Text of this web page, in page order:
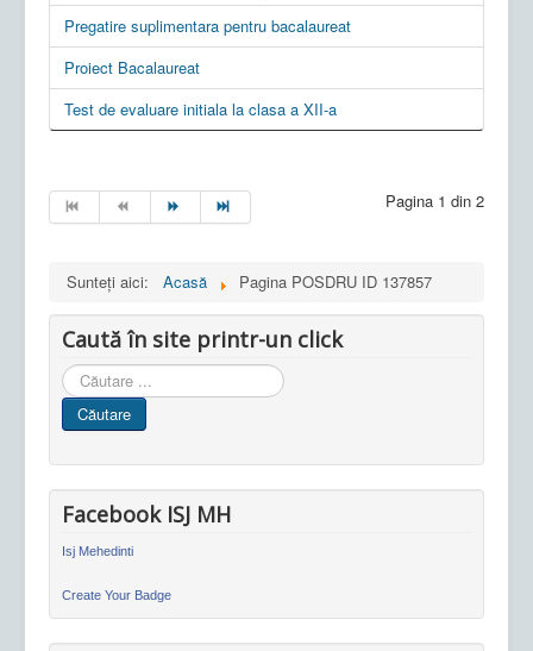
Pregatire suplimentara pentru bacalaureat
Proiect Bacalaureat
Test de evaluare initiala la clasa a XII-a
Pagina 1 din 2
Sunteți aici: Acasă Pagina POSDRU ID 137857
Caută în site printr-un click
Cauta
in
site
Căutare
Facebook ISJ MH
Isj Mehedinti
Create Your Badge